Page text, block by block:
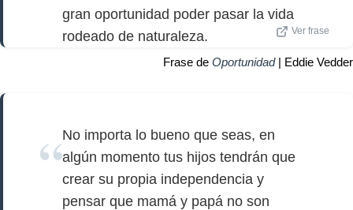
gran oportunidad poder pasar la vida
rodeado de naturaleza.
Ver frase
Frase de Oportunidad| Eddie Vedder
No importa lo bueno que seas, en
algún momento tus hijos tendrán que
crear su propia independencia y
pensar que mamá y papá no son